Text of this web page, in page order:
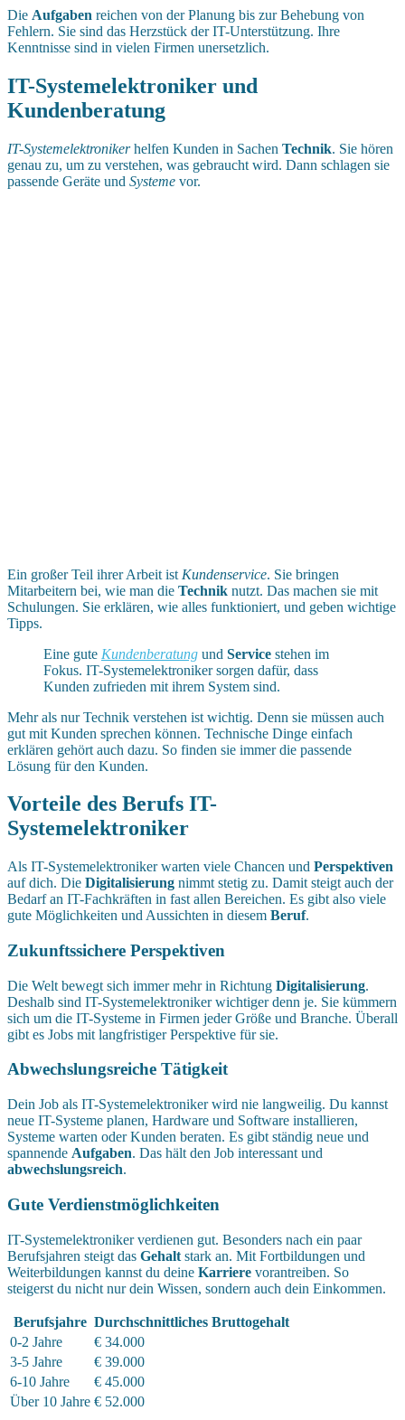
Die Aufgaben reichen von der Planung bis zur Behebung von
Fehlern. Sie sind das Herzstück der IT-Unterstützung. Ihre
Kenntnisse sind in vielen Firmen unersetzlich.
IT-Systemelektroniker und
Kundenberatung
IT-Systemelektronikerhelfen Kunden in Sachen Technik. Sie hören
genau zu, um zu verstehen, was gebraucht wird. Dann schlagen sie
passende Geräte und Systeme vor.
Ein großer Teil ihrer Arbeit ist Kundenservice. Sie bringen
Mitarbeitern bei, wie man die Technik nutzt. Das machen sie mit
Schulungen. Sie erklären, wie alles funktioniert, und geben wichtige
Tipps.
Eine gute Kundenberatung und Service stehen im
Fokus. IT-Systemelektroniker sorgen dafür, dass
Kunden zufrieden mit ihrem System sind.
Mehr als nur Technik verstehen ist wichtig. Denn sie müssen auch
gut mit Kunden sprechen können. Technische Dinge einfach
erklären gehört auch dazu. So finden sie immer die passende
Lösung für den Kunden.
Vorteile des Berufs IT-
Systemelektroniker
Als IT-Systemelektroniker warten viele Chancen und Perspektiven
auf dich. Die Digitalisierung nimmt stetig zu. Damit steigt auch der
Bedarf an IT-Fachkräften in fast allen Bereichen. Es gibt also viele
gute Möglichkeiten und Aussichten in diesem Beruf.
Zukunftssichere Perspektiven
Die Welt bewegt sich immer mehr in Richtung Digitalisierung.
Deshalb sind IT-Systemelektroniker wichtiger denn je. Sie kümmern
sich um die IT-Systeme in Firmen jeder Größe und Branche. Überall
gibt es Jobs mit langfristiger Perspektive für sie.
Abwechslungsreiche Tätigkeit
Dein Job als IT-Systemelektroniker wird nie langweilig. Du kannst
neue IT-Systeme planen, Hardware und Software installieren,
Systeme warten oder Kunden beraten. Es gibt ständig neue und
spannende Aufgaben. Das hält den Job interessant und
abwechslungsreich.
Gute Verdienstmöglichkeiten
IT-Systemelektroniker verdienen gut. Besonders nach ein paar
Berufsjahren steigt das Gehalt stark an. Mit Fortbildungen und
Weiterbildungen kannst du deine Karriere vorantreiben. So
steigerst du nicht nur dein Wissen, sondern auch dein Einkommen.
Berufsjahre Durchschnittliches Bruttogehalt
0-2 Jahre
€ 34.000
3-5 Jahre
€ 39.000
6-10 Jahre
€ 45.000
Über 10 Jahre € 52.000